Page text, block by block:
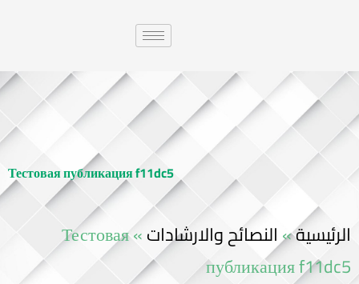
Тестовая публикация f11dc5
الرئيسية»النصائح والارشادات»
Тестовая
публикация f11dc5